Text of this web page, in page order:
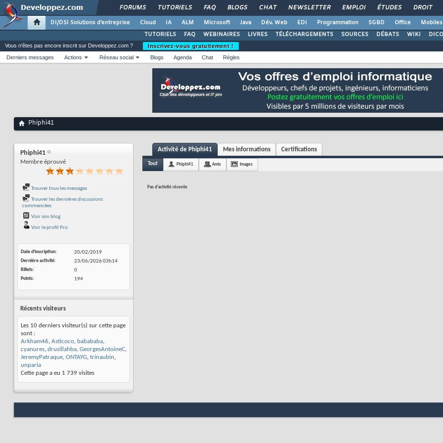
FORUMS TUTORIELS FAQ BLOGS CHAT NEWSLETTER EMPLOI ÉTUDES DROIT
DI/DSI Solutions d'entreprise Cloud IA ALM Microsoft Java Dév. Web EDI Programmation SGBD Office Mobiles
TUTORIELS
FAQ WEBINAIRES LIVRES TÉLÉCHARGEMENTS SOURCES DÉBATS WIKI DICO
Vous n'êtes pas encore inscrit sur Developpez.com ?
Inscrivez-vous gratuitement !
Derniers messages
Actions Réseau social Blogs Agenda Chat Règles
Phiphi41
Phiphi41
Membre éprouvé
Trouver tous les messages
Trouver les dernières discussions
commencées
Voir son blog
Voir le profil Pro
Date d'inscription
20/02/2019
Dernière activité
23/06/202603h14
Billets
0
Points
194
Récents visiteurs
Les 10 derniers visiteur(s) sur cette page
sont :
Arkham46, Asticoco, babababa,
cyanures, drusillahba, GeorgesAntoineC,
JeremyPatraque, ONTAYG, trinaubin,
unparia
Cette page a eu 1 739 visites
Activité de Phiphi41 Mes informations Certifications
Tout Phiphi41 Amis Images
Pas d'activité récente